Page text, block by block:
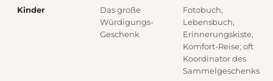
Kinder
Das große
Würdigungs-
Geschenk
Fotobuch,
Lebensbuch,
Erinnerungskiste,
Komfort-Reise; oft
Koordinator des
Sammelgeschenks